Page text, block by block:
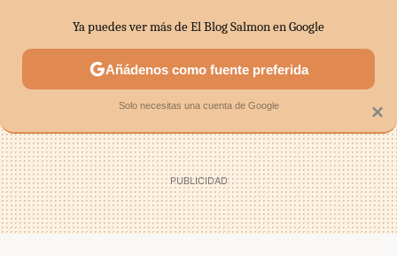
SECTORES ECONOMÍA DOMÉSTICA MERCADOS
×
Ya puedes ver más de El Blog Salmon en Google
Añádenos como fuente preferida
Solo necesitas una cuenta de Google